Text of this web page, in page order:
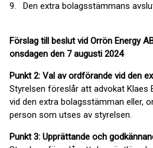
9. Den extra bolagsstämmans
Förslag till beslut vid Orrön Energy
onsdagen den 7 augusti 2024
Punkt 2: Val av ordförande vid den
Styrelsen föreslår att advokat Klaes
vid den extra bolagsstämman eller,
person som utses av styrelsen.
Punkt 3: Upprättande och